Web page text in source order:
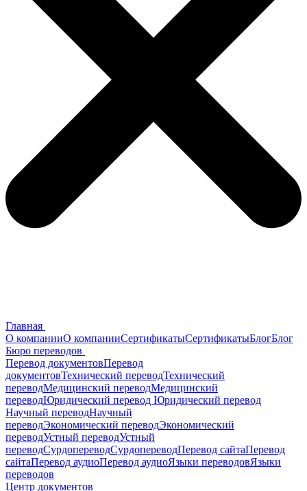
Главная
О компанииО компанииСертификатыСертификатыБлогБлог
Бюро переводов
Перевод документовПеревод
документовТехнический переводТехнический
переводМедицинский переводМедицинский
переводЮридический перевод Юридический перевод
Научный переводНаучный
переводЭкономический переводЭкономический
переводУстный переводУстный
переводСурдопереводСурдопереводПеревод сайтаПеревод
сайтаПеревод аудиоПеревод аудиоЯзыки переводовЯзыки
переводов
Центр документов